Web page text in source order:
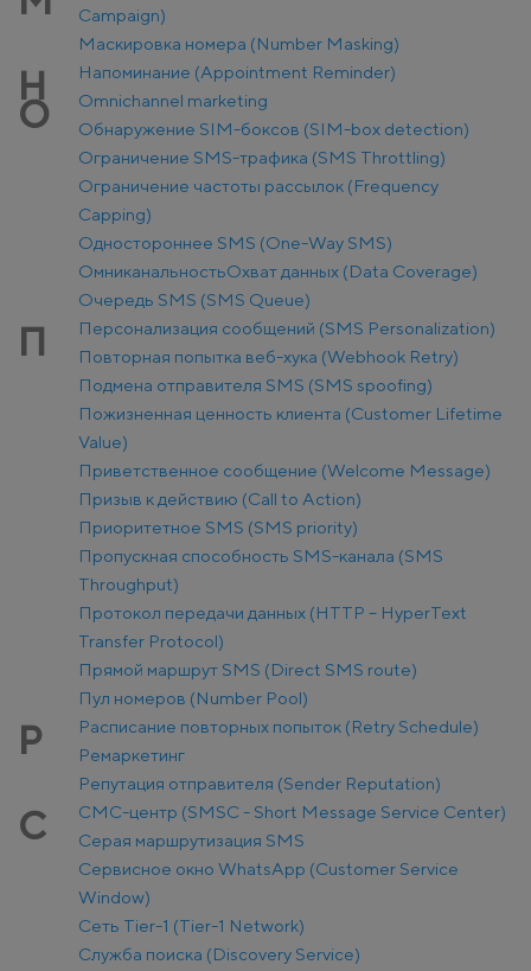
Campaign)
Маскировка номера (Number Masking)
Н Напоминание (Appointment Reminder)
О
Оmnichannel marketing
Обнаружение SIM-боксов (SIM-box detection)
Ограничение SMS-трафика (SMS Throttling)
Ограничение частоты рассылок (Frequency
Capping)
Одностороннее SMS (One-Way SMS)
ОмниканальностьОхват данных (Data Coverage)
Очередь SMS (SMS Queue)
П
Персонализация сообщений (SMS Personalization)
Повторная попытка веб-хука (Webhook Retry)
Подмена отправителя SMS (SMS spoofing)
Пожизненная ценность клиента (Customer Lifetime
Value)
Приветственное сообщение (Welcome Message)
Призыв к действию (Call to Action)
Приоритетное SMS (SMS priority)
Пропускная способность SMS-канала (SMS
Throughput)
Протокол передачи данных (HTTP – HyperText
Transfer Protocol)
Прямой маршрут SMS (Direct SMS route)
Пул номеров (Number Pool)
Р
Расписание повторных попыток (Retry Schedule)
Ремаркетинг
Репутация отправителя (Sender Reputation)
С
СМС-центр (SMSC - Short Message Service Center)
Серая маршрутизация SMS
Сервисное окно WhatsApp (Customer Service
Window)
Сеть Tier-1 (Tier-1 Network)
Служба поиска (Discovery Service)